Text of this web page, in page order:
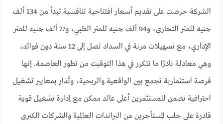
الشركة حرصت على تقديم أسعار افتتاحية تنافسية تبدأ من 134 ألف
جنيه للمتر التجاري، و94 ألف جنيه للمتر الطبي، و77 ألف جنيه للمتر
الإداري، مع تسهيلات مرنة في السداد تصل إلى 12 سنة دون فوائد،
وهي معادلة نادرًا ما تتكرر في هذا التوقيت من تطور العاصمة. إنها
فرصة استثمارية تجمع بين الواقعية والربحية، وتُدار بمعايير تشغيل
احترافية تضمن للمستثمرين أعلى عائد ممكن مع إدارة تشغيل قوية
قادرة على جلب المستأجرين من البراندات العالمية والشركات الكبرى